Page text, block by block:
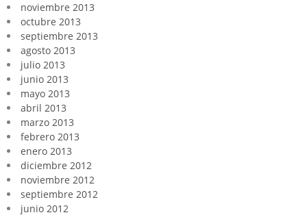
noviembre 2013
octubre 2013
septiembre 2013
agosto 2013
julio 2013
junio 2013
mayo 2013
abril 2013
marzo 2013
febrero 2013
enero 2013
diciembre 2012
noviembre 2012
septiembre 2012
junio 2012